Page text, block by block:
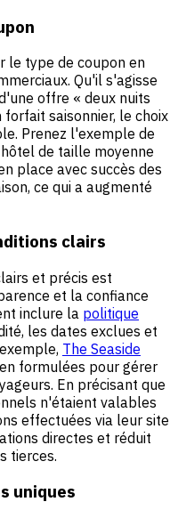
le type de coupon en
Qu'il s'agisse
offre « deux nuits
saisonnier, le choix
Prenez l'exemple de
de taille moyenne
place avec succès des
ce qui a augmenté
clairs
et précis est
et la confiance
inclure la politique
les dates exclues et
The Seaside
formulées pour gérer
En précisant que
n'étaient valables
effectuées via leur site
directes et réduit
tierces.
uniques